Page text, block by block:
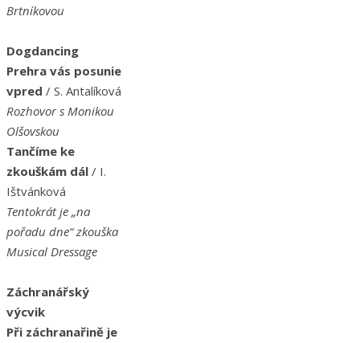
Brtníkovou
Dogdancing
Prehra vás posunie
vpred / S. Antalíková
Rozhovor s Monikou
Olšovskou
Tančíme ke
zkouškám dál / I.
Ištvánková
Tentokrát je „na
pořadu dne“ zkouška
Musical Dressage
Záchranářský
výcvik
Při záchranařině je